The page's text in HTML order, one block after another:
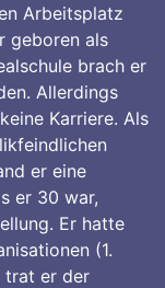
Arbeitsplatz
geboren als
brach er
Allerdings
Karriere. Als
er eine
er 30 war,
Er hatte
(1.
trat er der